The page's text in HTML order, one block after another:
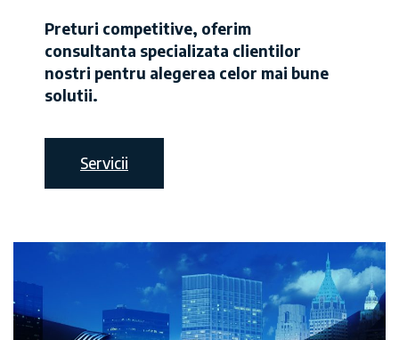
Preturi competitive, oferim
consultanta specializata clientilor
nostri pentru alegerea celor mai bune
solutii.
Servicii